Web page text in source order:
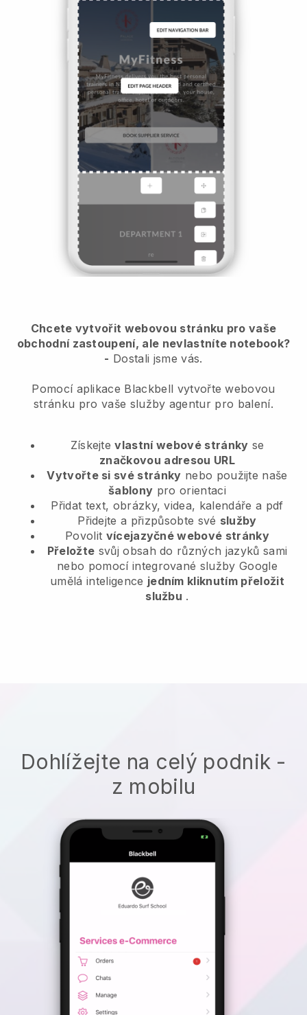
Chcete vytvořit webovou stránku pro vaše
obchodní zastoupení, ale nevlastníte notebook?
- Dostali jsme vás.
Pomocí aplikace Blackbell vytvořte webovou
stránku pro vaše služby agentur pro balení.
Získejtevlastní webové stránky se
značkovou adresou URL
Vytvořte si své stránky nebo použijte naše
šablony pro orientaci
Přidat text, obrázky, videa, kalendáře a pdf
Přidejte a přizpůsobte své služby
Povolit vícejazyčné webové stránky
Přeložte svůj obsah do různých jazyků sami
nebo pomocí integrované služby Google
umělá inteligence jedním kliknutím přeložit
službu .
Dohlížejte na celý podnik -
z mobilu